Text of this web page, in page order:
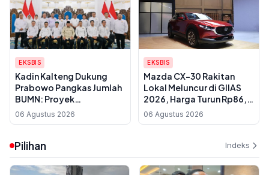
EKSBIS
Kadin Kalteng Dukung
Prabowo Pangkas Jumlah
BUMN: Proyek
Infrastruktur Sering
Disubkon, UMKM Daerah
06 Agustus 2026
EKSBIS
Mazda CX-30 Rakitan
Lokal Meluncur di GIIAS
2026, Harga Turun Rp86,5
Juta
06 Agustus 2026
Pilihan Indeks